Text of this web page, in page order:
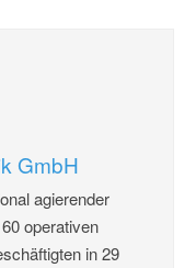
GmbH
agierender
operativen
in 29